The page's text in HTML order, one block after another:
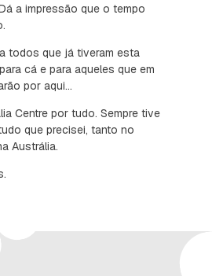
a impressão que o tempo
todos que já tiveram esta
cá e para aqueles que em
por aqui...
Centre por tudo. Sempre tive
que precisei, tanto no
Austrália.